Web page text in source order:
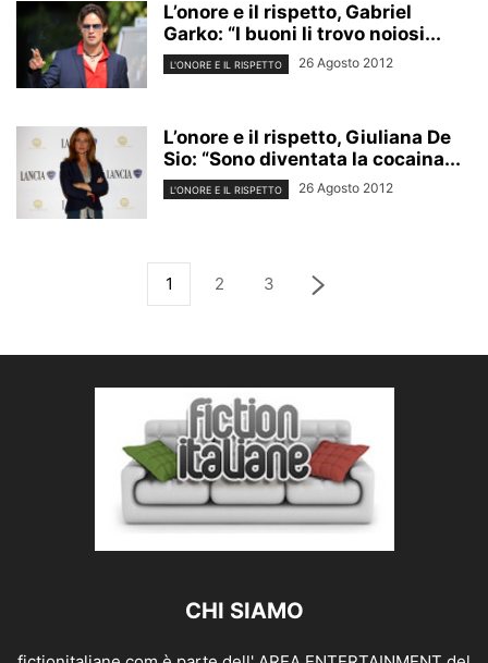
L’onore e il rispetto, Gabriel
Garko: “I buoni li trovo noiosi...
L'ONORE E IL RISPETTO 26 Agosto 2012
L’onore e il rispetto, Giuliana De
Sio: “Sono diventata la cocaina...
L'ONORE E IL RISPETTO 26 Agosto 2012
1 2 3
CHI SIAMO